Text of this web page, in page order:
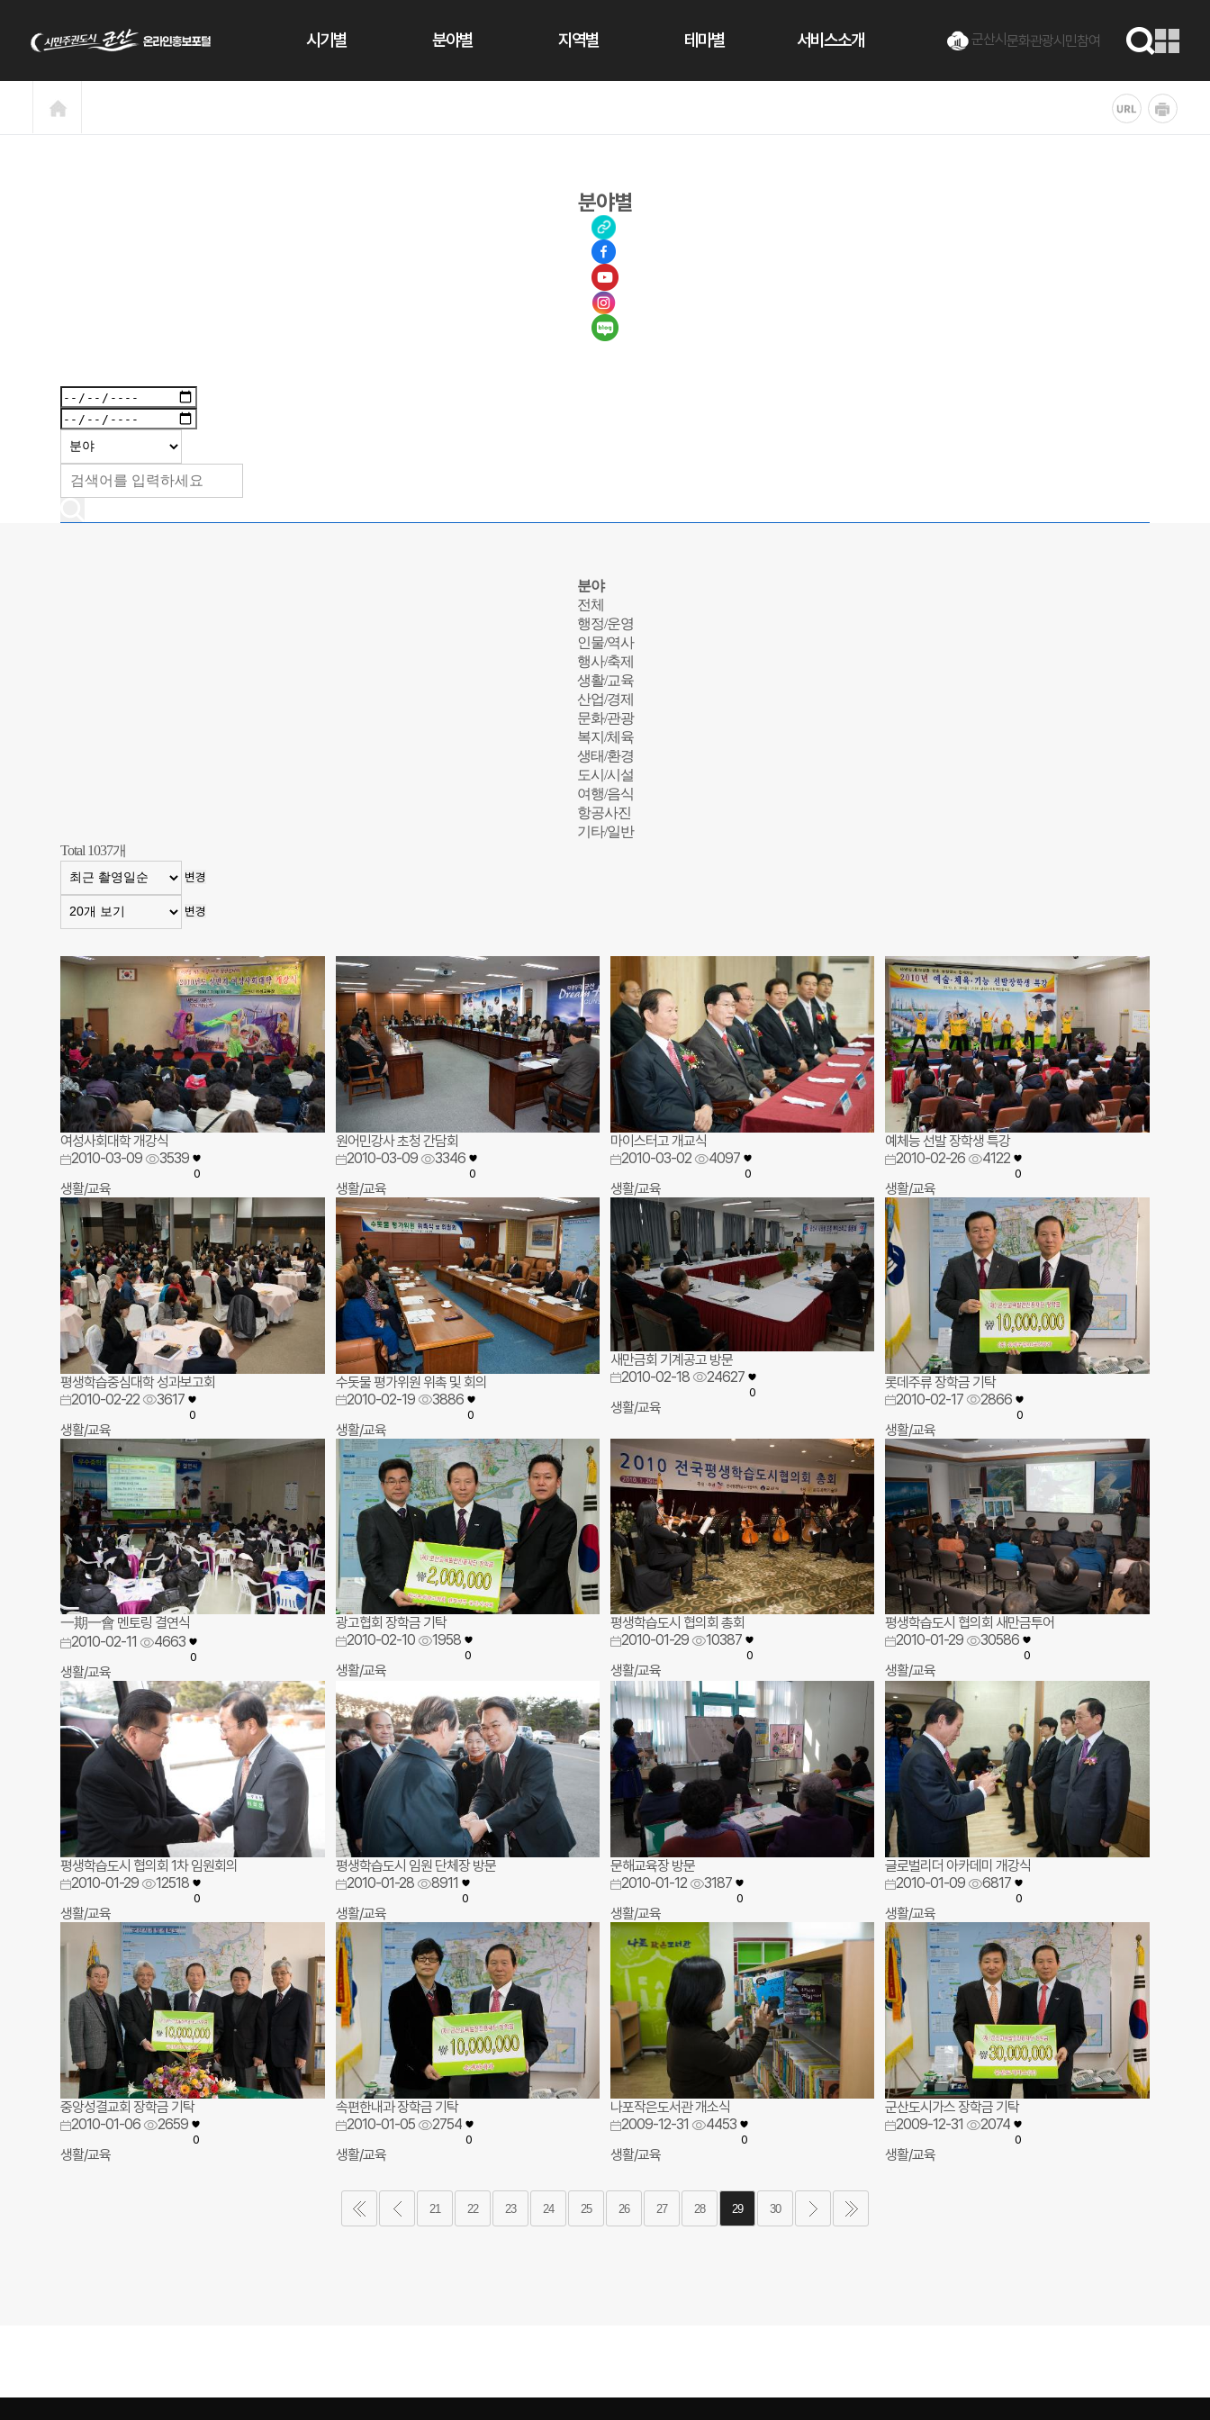
시기별 분야별 지역별 테마별 서비스소개 군산시문화관광시민참여
분야별
분야
전체
행정/운영
인물/역사
행사/축제
생활/교육
산업/경제
문화/관광
복지/체육
생태/환경
도시/시설
여행/음식
항공사진
기타/일반
Total 1037개
변경
변경
여성사회대학 개강식
2010-03-09
3539
0
생활/교육
원어민강사 초청 간담회
2010-03-09
3346
0
생활/교육
마이스터고 개교식
2010-03-02
4097
0
생활/교육
예체능 선발 장학생 특강
2010-02-26
4122
0
생활/교육
평생학습중심대학 성과보고회
2010-02-22
3617
0
생활/교육
수돗물 평가위원 위촉 및 회의
2010-02-19
3886
0
생활/교육
새만금회 기계공고 방문
2010-02-18
24627
0
생활/교육
롯데주류 장학금 기탁
2010-02-17
2866
0
생활/교육
一期一會 멘토링 결연식
2010-02-11
4663
0
생활/교육
광고협회 장학금 기탁
2010-02-10
1958
0
생활/교육
평생학습도시 협의회 총회
2010-01-29
10387
0
생활/교육
평생학습도시 협의회 새만금투어
2010-01-29
30586
0
생활/교육
평생학습도시 협의회 1차 임원회의
2010-01-29
12518
0
생활/교육
평생학습도시 임원 단체장 방문
2010-01-28
8911
0
생활/교육
문해교육장 방문
2010-01-12
3187
0
생활/교육
글로벌리더 아카데미 개강식
2010-01-09
6817
0
생활/교육
중앙성결교회 장학금 기탁
2010-01-06
2659
0
생활/교육
속편한내과 장학금 기탁
2010-01-05
2754
0
생활/교육
나포작은도서관 개소식
2009-12-31
4453
0
생활/교육
군산도시가스 장학금 기탁
2009-12-31
2074
0
생활/교육
21 22 23 24 25 26 27 28 29 30